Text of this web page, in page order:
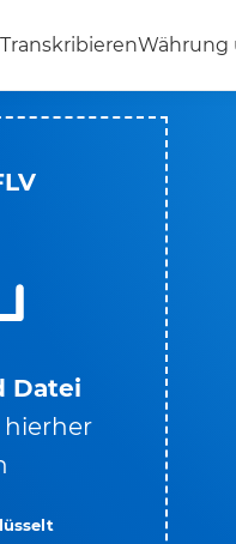
TranskribierenWährung
Datei
hierher